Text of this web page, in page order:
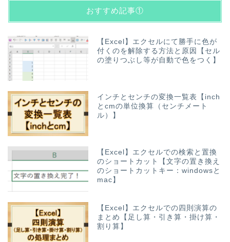
おすすめ記事①
【Excel】エクセルにて勝手に色が
付くのを解除する方法と原因【セル
の塗りつぶし等が自動で色をつく】
インチとセンチの変換一覧表【inch
とcmの単位換算（センチメート
ル）】
【Excel】エクセルでの検索と置換
のショートカット【文字の置き換え
のショートカットキー：windowsと
mac】
【Excel】エクセルでの四則演算の
まとめ【足し算・引き算・掛け算・
割り算】